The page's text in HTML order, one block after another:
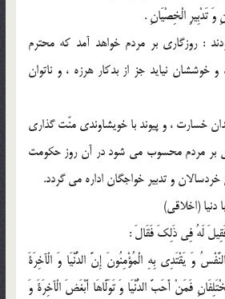
وَ تَدْبِيرِ الْخِصْيَانِ .
: روزگارى بر مردم خواهد آمد كه محترم
نيايد جز از بدكار هرزه ، و ناتوان
خسارت ، و پيوند با خويشاوندى منّت گذارى
بر مردم محسوب مى شود در آن روز حكومت
و تدبير خواجگان اداره مى گردد.
لَهُ فِى ذَلِكَ فَقَالَ :
وَ يَقْتَدِى بِهِ الْمُؤْمِنُونَ إِنَّ الدُّنْيَا وَ الْآخِرَةَ
فَمَنْ أَحَبَّ الدُّنْيَا وَ تَوَلَّاهَا أَبْغَضَ الْآخِرَةَ وَ